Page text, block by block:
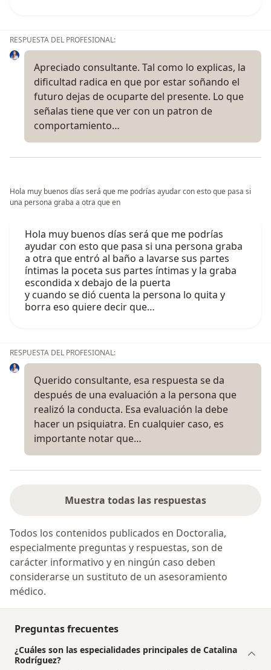
RESPUESTA DEL PROFESIONAL:
Apreciado consultante. Tal como lo explicas, la
dificultad radica en que por estar soñando el
futuro dejas de ocuparte del presente. Lo que
señalas tiene que ver con un patron de
comportamiento…
Hola muy buenos días será que me podrías ayudar con esto que pasa si
una persona graba a otra que en
Hola muy buenos días será que me podrías
ayudar con esto que pasa si una persona graba
a otra que entró al baño a lavarse sus partes
íntimas la poceta sus partes íntimas y la graba
escondida x debajo de la puerta
y cuando se dió cuenta la persona lo quita y
borra eso quiere decir que…
RESPUESTA DEL PROFESIONAL:
Querido consultante, esa respuesta se da
después de una evaluación a la persona que
realizó la conducta. Esa evaluación la debe
hacer un psiquiatra. En cualquier caso, es
importante notar que…
Muestra todas las respuestas
Todos los contenidos publicados en Doctoralia,
especialmente preguntas y respuestas, son de
carácter informativo y en ningún caso deben
considerarse un sustituto de un asesoramiento
médico.
Preguntas frecuentes
¿Cuáles son las especialidades principales de Catalina
Rodríguez?